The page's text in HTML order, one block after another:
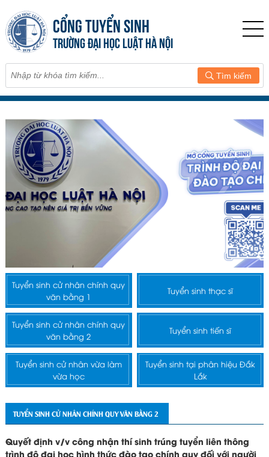
CỔNG TUYỂN SINH
TRƯỜNG ĐẠI HỌC LUẬT HÀ NỘI
Tìm kiếm
Tuyển sinh cử nhân chính quy
văn bằng 1
Tuyển sinh thạc sĩ
Tuyển sinh cử nhân chính quy
văn bằng 2
Tuyển sinh tiến sĩ
Tuyển sinh cử nhân vừa làm
vừa học
Tuyển sinh tại phân hiệu Đắk
Lắk
TUYỂN SINH CỬ NHÂN CHÍNH QUY VĂN BẰNG 2
Quyết định v/v công nhận thí sinh trúng tuyển liên thông
trình độ đại học hình thức đào tạo chính quy đối với người